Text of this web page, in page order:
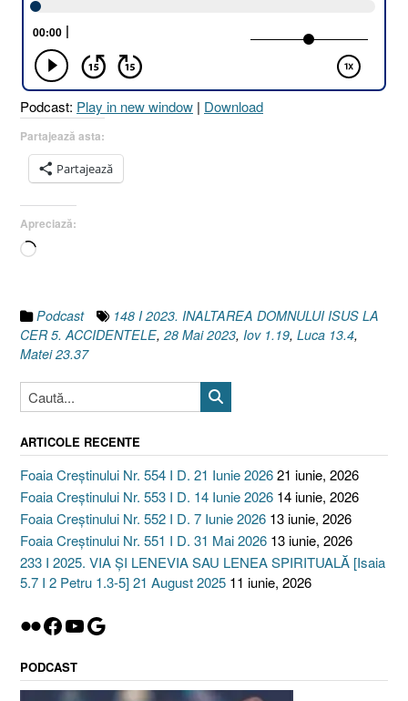
ACCIDENTELE
[Matei
Mai
2023”
Podcast: Play in new window | Download
Partajează asta:
Partajează
Apreciază:
Încarc...
Podcast
148 I 2023. INALTAREA DOMNULUI ISUS LA
CER 5. ACCIDENTELE, 28 Mai 2023, Iov 1.19, Luca 13.4,
Matei 23.37
ARTICOLE RECENTE
Foaia Creștinului Nr. 554 I D. 21 Iunie 202621 iunie, 2026
Foaia Creștinului Nr. 553 I D. 14 Iunie 2026 14 iunie, 2026
Foaia Creștinului Nr. 552 I D. 7 Iunie 2026 13 iunie, 2026
Foaia Creștinului Nr. 551 I D. 31 Mai 2026 13 iunie, 2026
233 I 2025. VIA ȘI LENEVIA SAU LENEA SPIRITUALĂ [Isaia
5.7 I 2 Petru 1.3-5] 21 August 2025 11 iunie, 2026
Flickr
Facebook
YouTube
Google
PODCAST